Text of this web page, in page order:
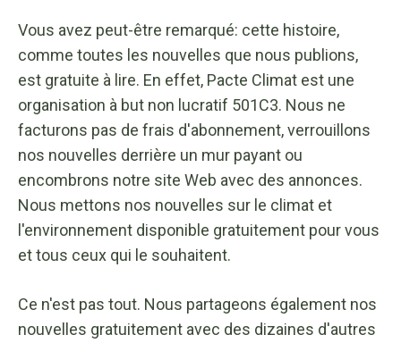
Vous avez peut-être remarqué: cette histoire,
comme toutes les nouvelles que nous publions,
est gratuite à lire. En effet, Pacte Climat est une
organisation à but non lucratif 501C3. Nous ne
facturons pas de frais d'abonnement, verrouillons
nos nouvelles derrière un mur payant ou
encombrons notre site Web avec des annonces.
Nous mettons nos nouvelles sur le climat et
l'environnement disponible gratuitement pour vous
et tous ceux qui le souhaitent.
Ce n'est pas tout. Nous partageons également nos
nouvelles gratuitement avec des dizaines d'autres